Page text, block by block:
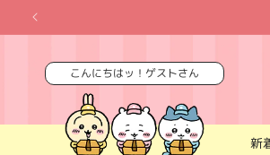
ンツに
進む
こんにちはッ！ゲストさん
新